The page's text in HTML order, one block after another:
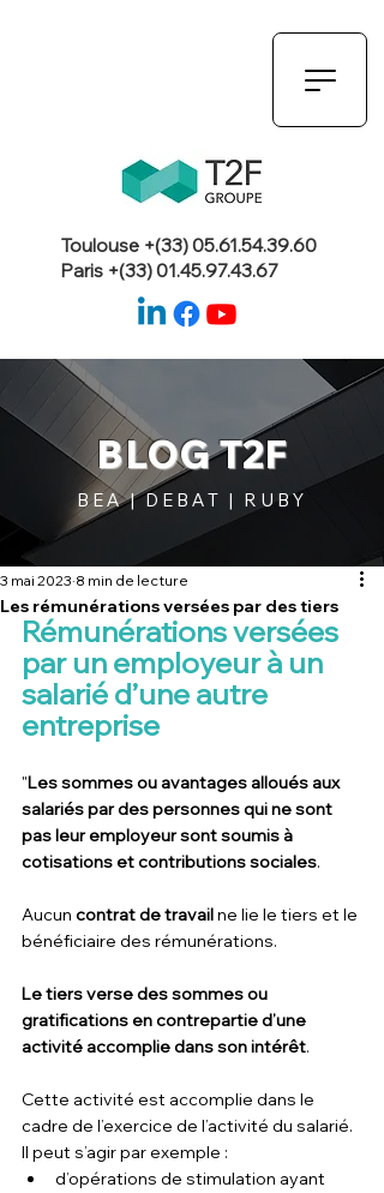
Toulouse +(33)05.61.54.39.60
Paris +(33)01.45.97.43.67
BLOG T2F
BEA | DEBAT | RUBY
Les rémunérations versées par des tiers
3 mai 2023 8 min de lecture
Rémunérations versées
par un employeur à un
salarié d’une autre
entreprise
"Les sommes ou avantages alloués aux
salariés par des personnes qui ne sont
pas leur employeur sont soumis à
cotisations et contributions sociales.
Aucun contrat de travail ne lie le tiers et le
bénéficiaire des rémunérations.
Le tiers verse des sommes ou
gratifications en contrepartie d’une
activité accomplie dans son intérêt.
Cette activité est accomplie dans le
cadre de l’exercice de l’activité du salarié.
Il peut s’agir par exemple :
d’opérations de stimulation ayant